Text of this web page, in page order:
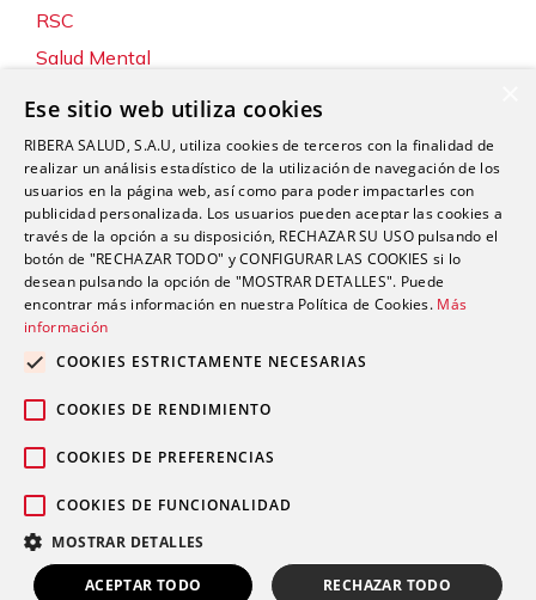
RSC
Salud Mental
Sostenibilidad y Medio Ambiente
Tecnología
Traumatología y Cirugía Ortopédica
Unidad de Tráfico
Urgencias
Urología
© 2026 Grupo Ribera |
Pedir cita
Ese sitio web utiliza cookies
RIBERA SALUD, S.A.U, utiliza cookies de terceros con la finalidad de
realizar un análisis estadístico de la utilización de navegación de los
usuarios en la página web, así como para poder impactarles con
publicidad personalizada. Los usuarios pueden aceptar las cookies a
través de la opción a su disposición, RECHAZAR SU USO pulsando el
botón de "RECHAZAR TODO" y CONFIGURAR LAS COOKIES si lo
desean pulsando la opción de "MOSTRAR DETALLES". Puede
encontrar más información en nuestra Política de Cookies. Más
información
COOKIES ESTRICTAMENTE NECESARIAS
COOKIES DE RENDIMIENTO
COOKIES DE PREFERENCIAS
COOKIES DE FUNCIONALIDAD
MOSTRAR DETALLES
ACEPTAR TODO RECHAZAR TODO